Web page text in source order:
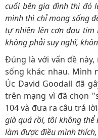
cuối bên gia đình thì đó
mình thì chỉ mong sống
tự nhiên lên cơn đau
không phải suy nghĩ,
Đúng là với vấn đề
sống khác nhau. Mình
Úc David Goodall đã
trên mạng vì đã chọn
104 và đưa ra câu trả
già quá rồi, tôi không thể
làm được điều mình